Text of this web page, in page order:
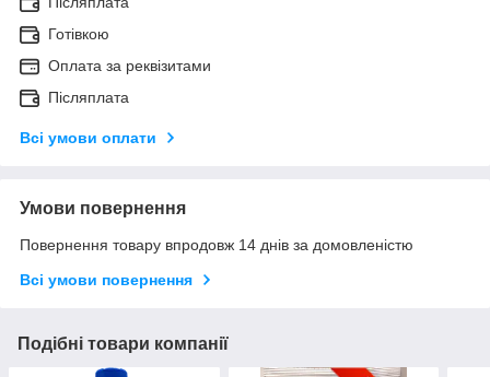
Готівкою
Оплата за реквізитами
Післяплата
Всі умови оплати
Умови повернення
Повернення товару впродовж 14 днів за домовленістю
Всі умови повернення
Подібні товари компанії